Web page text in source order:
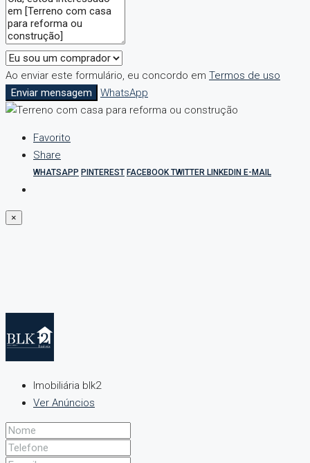
Ao enviar este formulário, eu concordo em Termos de uso
Enviar mensagem
WhatsApp
Favorito
Share
WHATSAPP PINTEREST FACEBOOKTWITTER LINKEDIN E-MAIL
×
Imobiliária blk2
Ver Anúncios